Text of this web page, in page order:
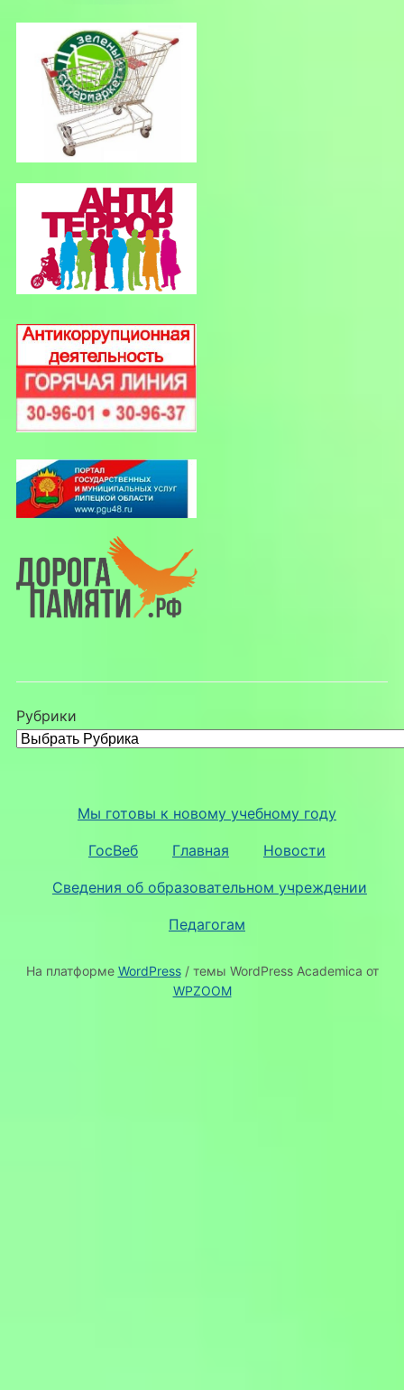
Рубрики
Мы готовы к новому учебному году
ГосВеб Главная Новости
Сведения об образовательном учреждении
Педагогам
На платформе WordPress/ темы WordPress Academica от
WPZOOM